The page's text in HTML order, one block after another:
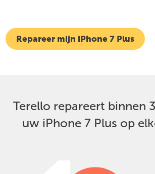
Repareer mijn iPhone 7 Plus
Terello repareert binnen
uw iPhone 7 Plus op